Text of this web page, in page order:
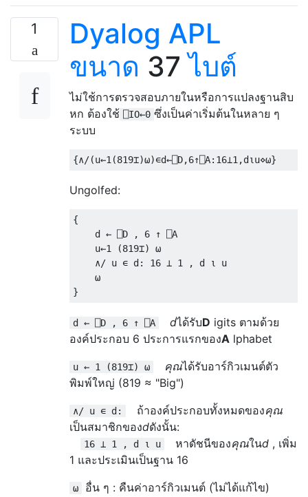
1
Dyalog APL
ขนาด 37ไบต์
ไม่ใช้การตรวจสอบภายในหรือการแปลงฐานสิบ
หก ต้องใช้ ⎕IO←0 ซึ่งเป็นค่าเริ่มต้นในหลาย ๆ
ระบบ
{∧/(u←1 (819⌶)⍵)∊d←⎕D,6↑⎕A: 16⊥1 ,d ⍳u⋄⍵}
Ungolfed:
{
    d
← ⎕D , 6 ↑ ⎕A
    u
←1 (819⌶)
⍵
∧/ u ∊ d : 16 ⊥ 1 , d ⍳
u
⍵
}
d ← ⎕D , 6 ↑ ⎕A dได้รับD igits ตามด้วย
องค์ประกอบ 6 ประการแรกของA lphabet
u ← 1 (819⌶) ⍵ คุณได้รับอาร์กิวเมนต์ตัว
พิมพ์ใหญ่ (819 ≈ "Big")
∧/ u ∊ d: ถ้าองค์ประกอบทั้งหมดของคุณ
เป็นสมาชิกของdดังนั้น:
16 ⊥ 1 , d ⍳ u หาดัชนีของคุณในd , เพิ่ม
1 และประเมินเป็นฐาน 16
⍵
อื่น ๆ : คืนค่าอาร์กิวเมนต์ (ไม่ได้แก้ไข)